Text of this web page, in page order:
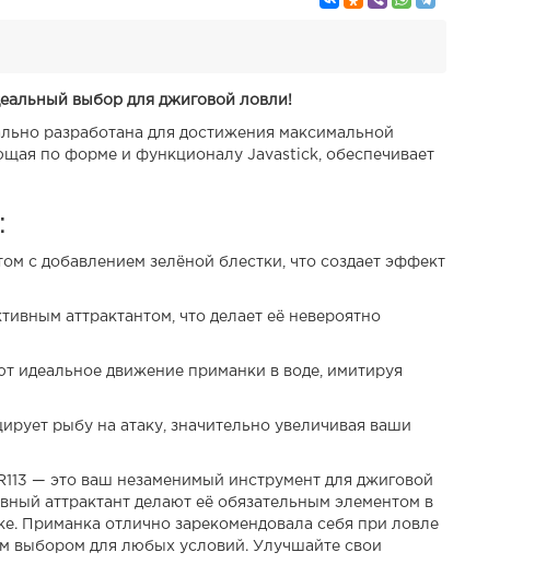
выбор для джиговой ловли!
разработана для достижения максимальной
по форме и функционалу Javastick, обеспечивает
с добавлением зелёной блестки, что создает эффект
аттрактантом, что делает её невероятно
идеальное движение приманки в воде, имитируя
рыбу на атаку, значительно увеличивая ваши
— это ваш незаменимый инструмент для джиговой
аттрактант делают её обязательным элементом в
Приманка отлично зарекомендовала себя при ловле
выбором для любых условий. Улучшайте свои